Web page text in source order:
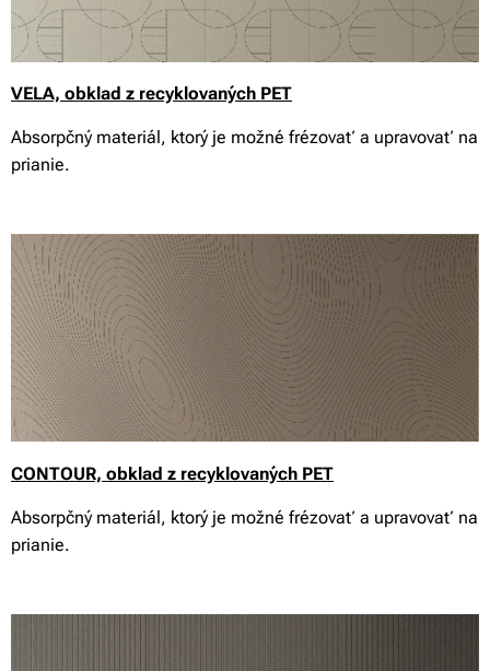
VELA, obklad z recyklovaných PET
Absorpčný materiál, ktorý je možné frézovať a upravovať na
prianie.
CONTOUR, obklad z recyklovaných PET
Absorpčný materiál, ktorý je možné frézovať a upravovať na
prianie.